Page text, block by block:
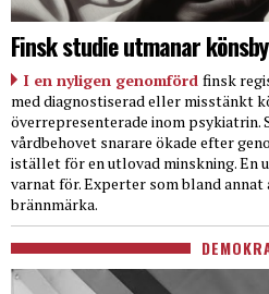
Finsk studie utmanar
I en nyligen genomförd finsk
med diagnostiserad eller misstänkt
överrepresenterade inom
vårdbehovet snarare ökade efter
istället för en utlovad minskning. En
varnat för. Experter som bland
brännmärka.